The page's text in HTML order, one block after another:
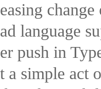
easing
ad language
er push in
t a simple act